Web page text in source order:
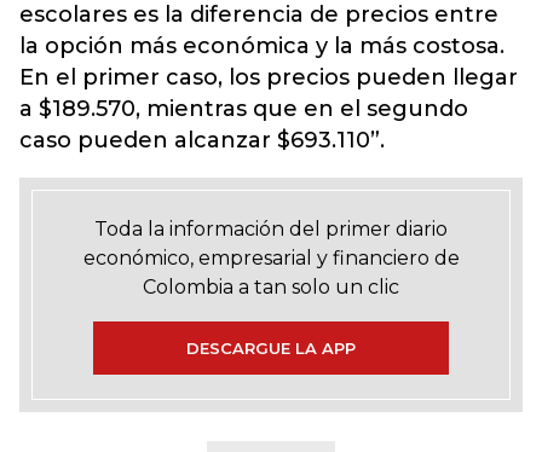
escolares es la diferencia de precios entre
la opción más económica y la más costosa.
En el primer caso, los precios pueden llegar
a $189.570, mientras que en el segundo
caso pueden alcanzar $693.110”.
Toda la información del primer diario
económico, empresarial y financiero de
Colombia a tan solo un clic
DESCARGUE LA APP